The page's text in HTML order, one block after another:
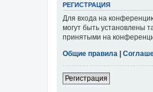
РЕГИСТРАЦИЯ
Для входа на
могут быть установлены
принятыми на
Общие правила
Регистрация